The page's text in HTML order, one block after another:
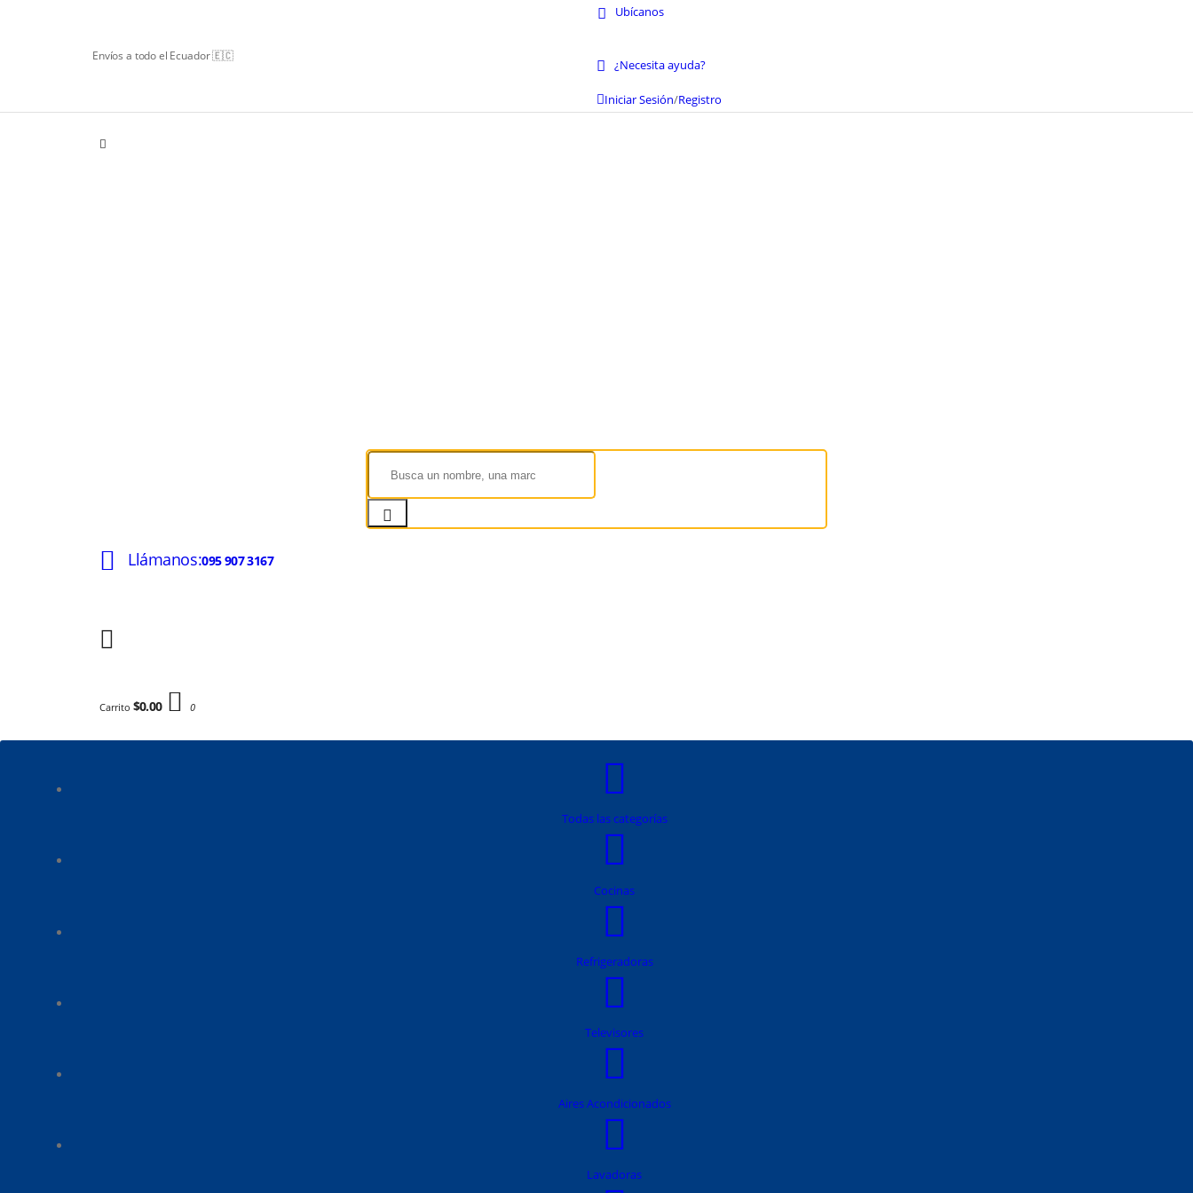
Envíos a todo el Ecuador 🇪🇨
Ubícanos
¿Necesita ayuda?
Iniciar Sesión/Registro
Llámanos:095 907 3167
Carrito $0.00 0
Todas las categorías
Cocinas
Refrigeradoras
Televisores
Aires Acondicionados
Lavadoras